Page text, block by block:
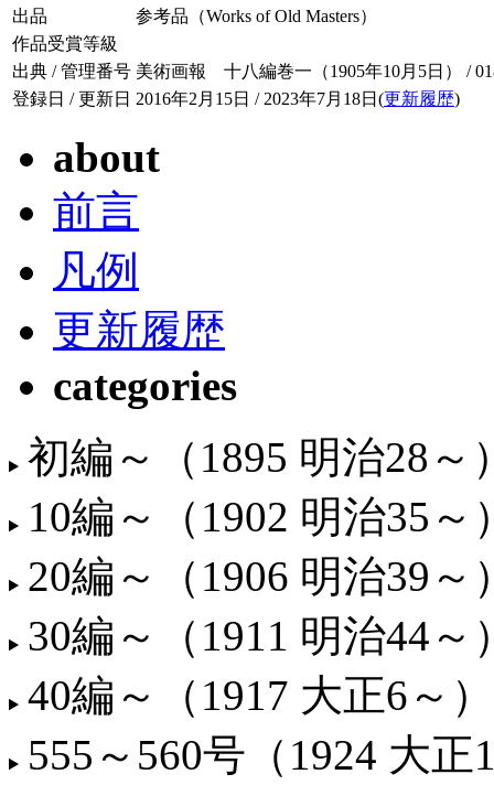
出品
参考品（Works of Old Masters）
作品受賞等級
出典 / 管理番号 美術画報 十八編巻一（1905年10月5日） /
登録日 / 更新日 2016年2月15日 / 2023年7月18日(更新履歴)
about
前言
凡例
更新履歴
categories
初編～（1895 明治28～
10編～（1902 明治35～
20編～（1906 明治39～
30編～（1911 明治44～
40編～（1917 大正6～）
555～560号（1924 大正